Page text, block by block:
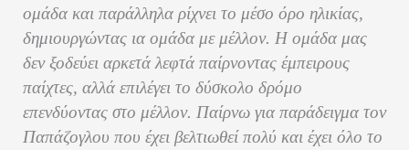
ομάδα και παράλληλα ρίχνει το μέσο όρο ηλικίας,
δημιουργώντας ια ομάδα με μέλλον. Η ομάδα μας
δεν ξοδεύει αρκετά λεφτά παίρνοντας έμπειρους
παίχτες, αλλά επιλέγει το δύσκολο δρόμο
επενδύοντας στο μέλλον. Παίρνω για παράδειγμα τον
Παπάζογλου που έχει βελτιωθεί πολύ και έχει όλο το